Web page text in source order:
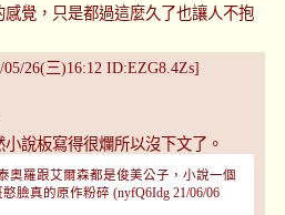
覺，只是都過這麼久了也讓人不抱
26(三)16:12 ID:EZG8.4Zs]
說板寫得很爛所以沒下文了。
奧羅跟艾爾森都是俊美公子，小說一個
臉真的原作粉碎 (nyfQ6Idg 21/06/06